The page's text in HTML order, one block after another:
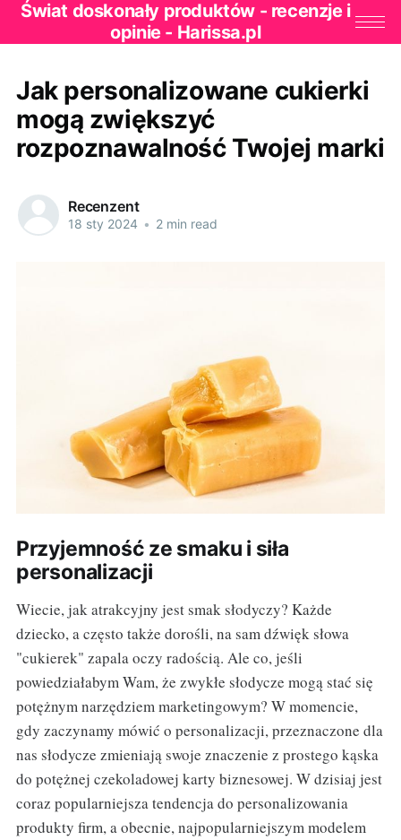
Świat doskonały produktów - recenzje i
opinie - Harissa.pl
Jak personalizowane cukierki
mogą zwiększyć
rozpoznawalność Twojej marki
Recenzent
18 sty 2024 • 2 min read
Przyjemność ze smaku i siła
personalizacji
Wiecie, jak atrakcyjny jest smak słodyczy? Każde
dziecko, a często także dorośli, na sam dźwięk słowa
"cukierek" zapala oczy radością. Ale co, jeśli
powiedziałabym Wam, że zwykłe słodycze mogą stać się
potężnym narzędziem marketingowym? W momencie,
gdy zaczynamy mówić o personalizacji, przeznaczone dla
nas słodycze zmieniają swoje znaczenie z prostego kąska
do potężnej czekoladowej karty biznesowej. W dzisiaj jest
coraz popularniejsza tendencja do personalizowania
produkty firm, a obecnie, najpopularniejszym modelem